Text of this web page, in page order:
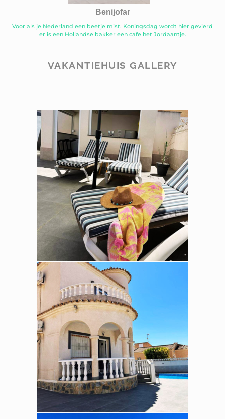
Benijofar
Voor als je Nederland een beetje mist. Koningsdag wordt hier gevierd
er is een Hollandse bakker een cafe het Jordaantje.
VAKANTIEHUIS GALLERY